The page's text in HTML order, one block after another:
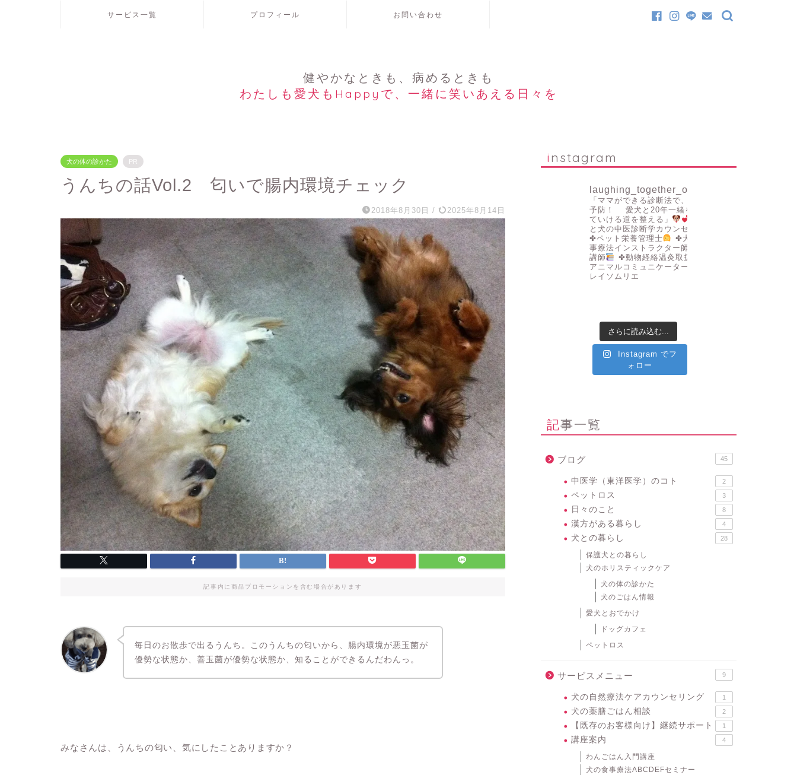
サービス一覧 プロフィール お問い合わせ
健やかなときも、病めるときも
わたしも愛犬もHappyで、一緒に笑いあえる日々を
犬の体の診かた PR
うんちの話Vol.2 匂いで腸内環境チェック
2018年8月30日 / 2025年8月14日
記事内に商品プロモーションを含む場合があります
毎日のお散歩で出るうんち。このうんちの匂いから、腸内環境が悪玉菌が
優勢な状態か、善玉菌が優勢な状態か、知ることができるんだわんっ。
みなさんは、うんちの匂い、気にしたことありますか？
instagram
laughing_together_official
「ママができる診断法で、病気を
予防！
愛犬と20年一緒を叶え
ていける道を整える」
と犬の中医診断学カウンセラー
✤ペット栄養管理士
✤犬の食
事療法インストラクター師範認定
講師
✤動物経絡温灸取扱者
アニマルコミュニケーター
レイソムリエ
さらに読み込む...
Instagram でフ
ォロー
記事一覧
ブログ 45
中医学（東洋医学）のコト 2
ペットロス 3
日々のこと 8
漢方がある暮らし 4
犬との暮らし 28
保護犬との暮らし
犬のホリスティックケア
犬の体の診かた
犬のごはん情報
愛犬とおでかけ
ドッグカフェ
ペットロス
サービスメニュー 9
犬の自然療法ケアカウンセリング 1
犬の薬膳ごはん相談 2
【既存のお客様向け】継続サポート 1
講座案内 4
わんごはん入門講座
犬の食事療法ABCDEFセミナー